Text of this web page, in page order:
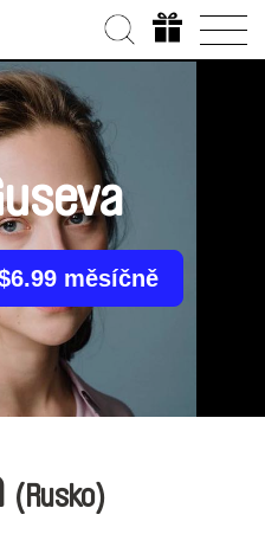
měsíčně
(Rusko)